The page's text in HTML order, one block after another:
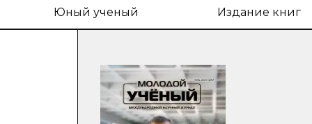
Юный ученый Издание книг